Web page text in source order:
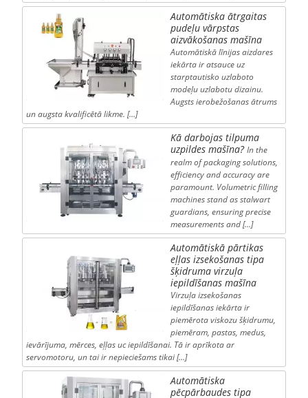
Automātiska ātrgaitas
pudeļu vārpstas
aizvākošanas mašīna
Automātiskā līnijas aizdares
iekārta ir atsauce uz
starptautisko uzlaboto
modeļu uzlabotu dizainu.
Augsts ierobežošanas ātrums
un augsta kvalificētā likme. […]
Kā darbojas tilpuma
uzpildes mašīna? In the
realm of packaging solutions,
efficiency and accuracy are
paramount. Volumetric filling
machines stand as stalwart
guardians, ensuring precise
measurements and […]
Automātiskā pārtikas
eļļas izsekošanas tipa
šķidruma virzuļa
iepildīšanas mašīna
Virzuļa izsekošanas
iepildīšanas iekārta ir
piemērota viskozu šķidrumu,
piemēram, pastas, medus,
ievārījuma, mērces, eļļas uc iepildīšanai. Tā ir aprīkota ar
servomotoru, un tai ir nepieciešams tikai […]
Automātiska
pēcpārbaudes tipa